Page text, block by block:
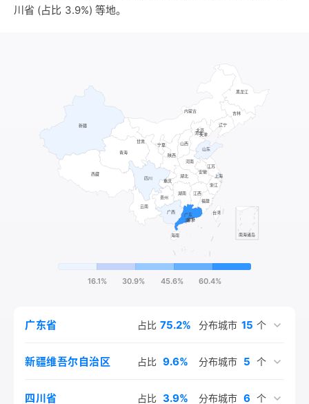
川省 (占比 3.9%) 等地。
16.1% 30.9% 45.6% 60.4%
广东省 占比 75.2% 分布城市 15 个
新疆维吾尔自治区 占比 9.6% 分布城市 5 个
四川省 占比 3.9% 分布城市 6 个